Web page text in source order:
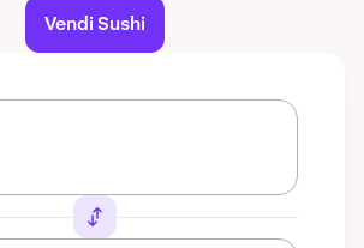
Vendi Sushi